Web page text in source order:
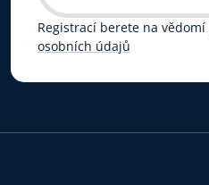
Registrací berete na vědomí
osobních údajů